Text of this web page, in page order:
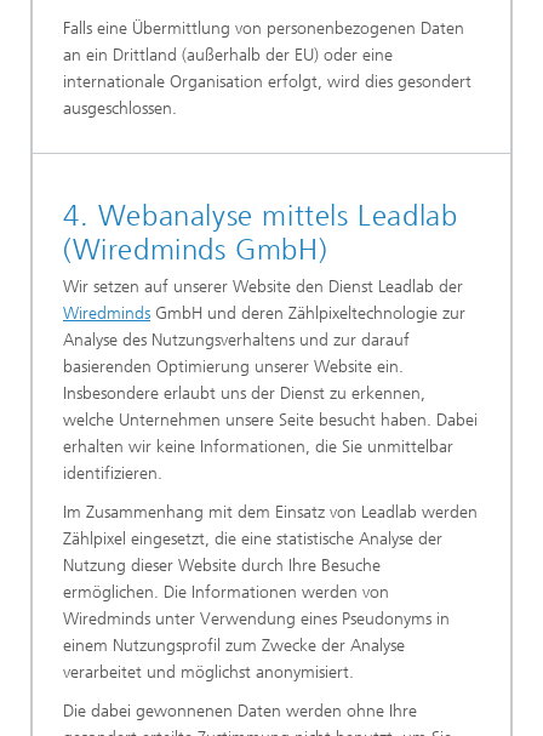
Falls eine Übermittlung von personenbezogenen Daten
an ein Drittland (außerhalb der EU) oder eine
internationale Organisation erfolgt, wird dies gesondert
ausgeschlossen.
4. Webanalyse mittels Leadlab
(Wiredminds GmbH)
Wir setzen auf unserer Website den Dienst Leadlab der
Wiredminds GmbH und deren Zählpixeltechnologie zur
Analyse des Nutzungsverhaltens und zur darauf
basierenden Optimierung unserer Website ein.
Insbesondere erlaubt uns der Dienst zu erkennen,
welche Unternehmen unsere Seite besucht haben. Dabei
erhalten wir keine Informationen, die Sie unmittelbar
identifizieren.
Im Zusammenhang mit dem Einsatz von Leadlab werden
Zählpixel eingesetzt, die eine statistische Analyse der
Nutzung dieser Website durch Ihre Besuche
ermöglichen. Die Informationen werden von
Wiredminds unter Verwendung eines Pseudonyms in
einem Nutzungsprofil zum Zwecke der Analyse
verarbeitet und möglichst anonymisiert.
Die dabei gewonnenen Daten werden ohne Ihre